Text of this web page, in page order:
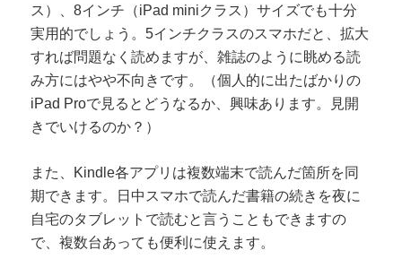
ス）、8インチ（iPad miniクラス）サイズでも十分
実用的でしょう。5インチクラスのスマホだと、拡大
すれば問題なく読めますが、雑誌のように眺める読
み方にはやや不向きです。（個人的に出たばかりの
iPad Proで見るとどうなるか、興味あります。見開
きでいけるのか？）
また、Kindle各アプリは複数端末で読んだ箇所を同
期できます。日中スマホで読んだ書籍の続きを夜に
自宅のタブレットで読むと言うこともできますの
で、複数台あっても便利に使えます。